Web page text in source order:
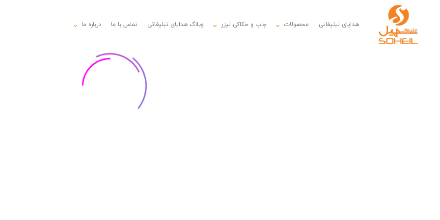
هدایای تبلیغاتی محصولات چاپ و حکاکی لیزر وبلاگ هدایای تبلیغاتی تماس با ما درباره ما